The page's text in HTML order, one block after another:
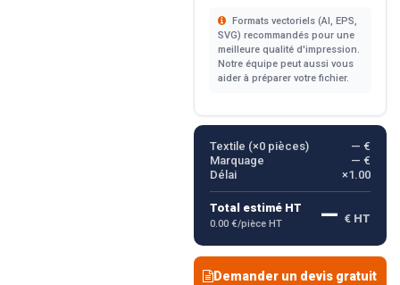
Formats vectoriels (AI, EPS,
SVG) recommandés pour une
meilleure qualité d'impression.
Notre équipe peut aussi vous
aider à préparer votre fichier.
Textile (×0pièces)
— €
Marquage
— €
Délai
×1.00
Total estimé HT
0.00 €/pièce HT — € HT
Demander un devis gratuit